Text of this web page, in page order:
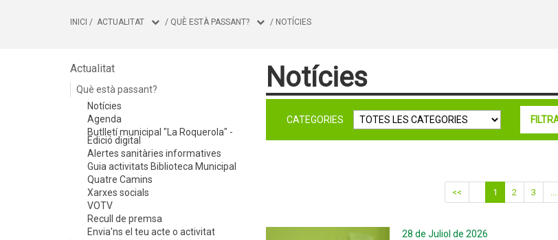
INICI / ACTUALITAT / QUÈ ESTÀ PASSANT? / NOTÍCIES
Actualitat
Què està passant?
Notícies
Agenda
Butlletí municipal "La Roquerola" -
Edició digital
Alertes sanitàries informatives
Guia activitats Biblioteca Municipal
Quatre Camins
Xarxes socials
VOTV
Recull de premsa
Envia'ns el teu acte o activitat
Notícies
CATEGORIES
<< 1 2 3 ...
28 de Juliol de 2026